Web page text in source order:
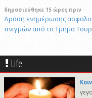
δημοσιεύθηκε 15 ώρες πριν
Δράση ενημέρωσης
πνιγμών από το Τμήμα
4/8/2026 15:20
Στις φυλακές της Χίου
στην Άνω Σύρο
Life